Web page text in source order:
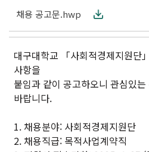
채용 공고문.hwp
대구대학교 「사회적경제지원단
사항을
붙임과 같이 공고하오니 관심있
바랍니다.
1. 채용분야: 사회적경제지원단
2. 채용직급: 목적사업계약직